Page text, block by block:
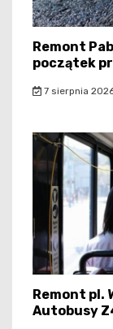
Remont
początek
7 sierpnia
Remont pl.
Autobusy